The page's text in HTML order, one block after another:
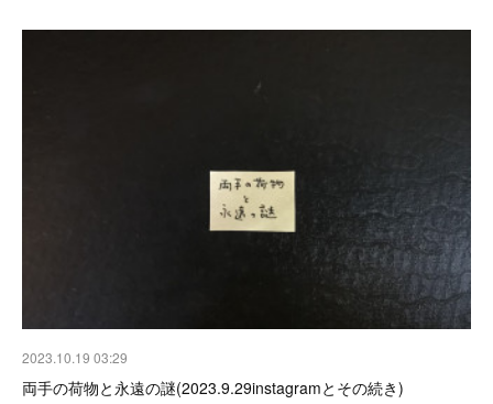
2023.10.19 03:29
両手の荷物と永遠の謎(2023.9.29instagramとその続き)